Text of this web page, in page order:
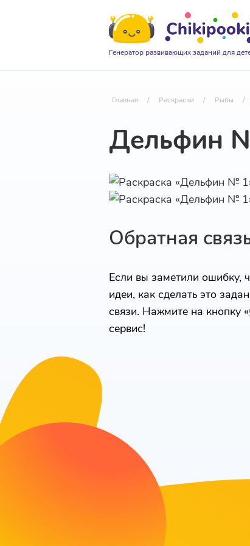
Генератор развивающих заданий для
Главная / Раскраски / Рыбы /
Дельфин
Обратная
Если вы заметили ошибку,
идеи, как сделать это
связи. Нажмите на кнопку «
сервис!